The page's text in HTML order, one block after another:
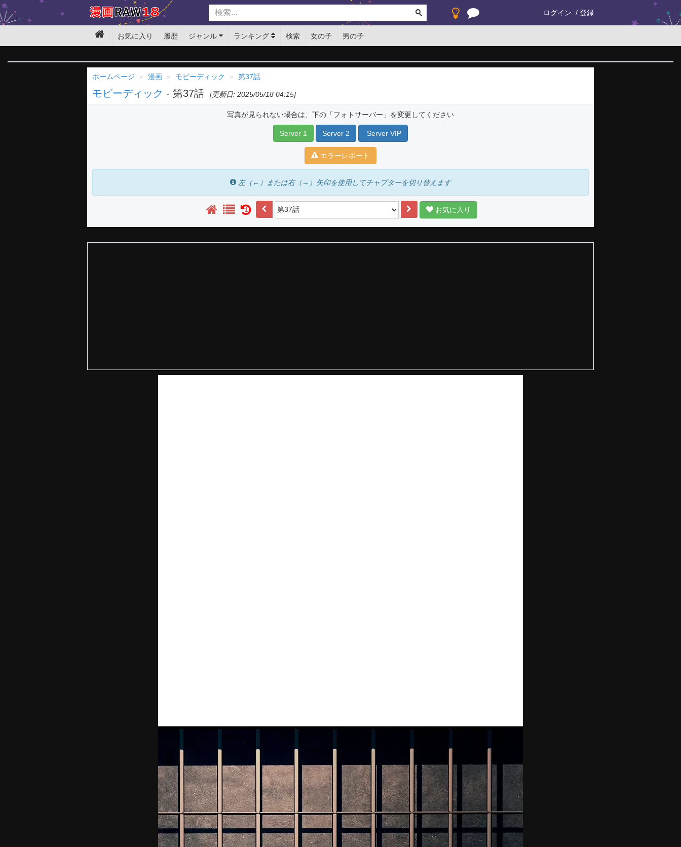
ログイン 登録
お気に入り 履歴 ジャンル ランキング 検索 女の子 男の子
ホームページ 漫画 モビーディック 第37話
モビーディック - 第37話 [更新日: 2025/05/18 04:15]
写真が見られない場合は、下の「フォトサーバー」を変更してください
Server 1 Server 2 Server VIP
エラーレポート
左（←）または右（→）矢印を使用してチャプターを切り替えます
1 お気に入り